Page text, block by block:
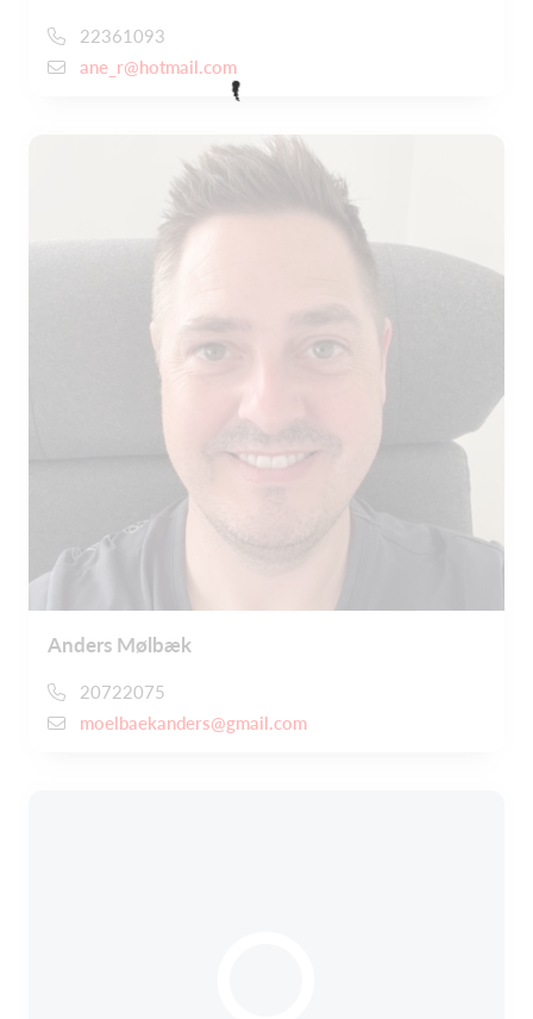
22361093
ane_r@hotmail.com
Anders Mølbæk
20722075
moelbaekanders@gmail.com